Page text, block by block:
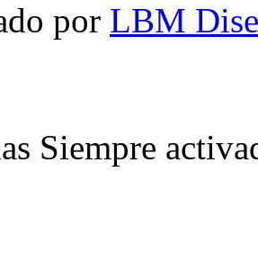
por LBM
Siempre